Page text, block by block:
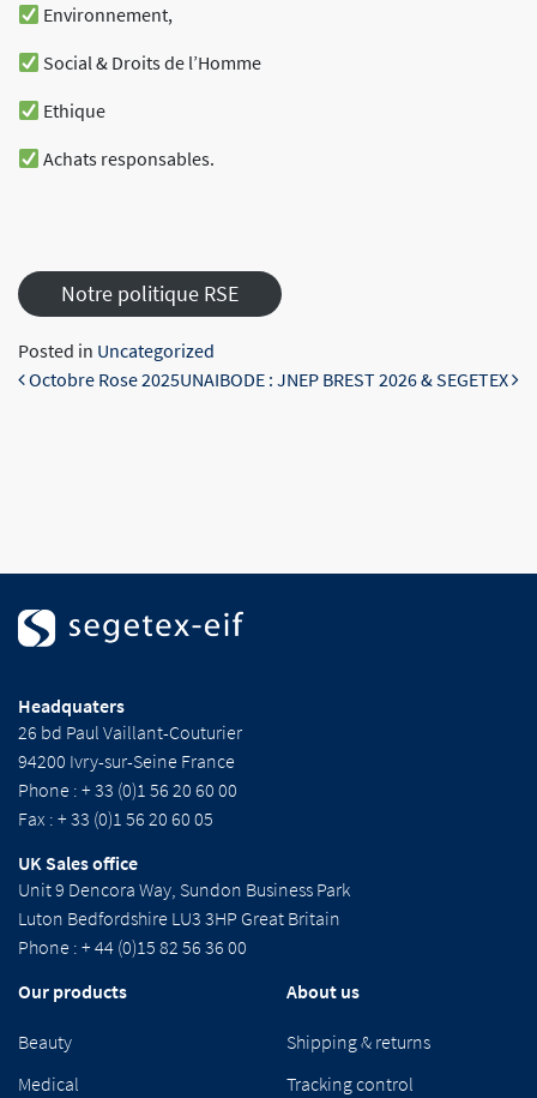
Environnement,
Social & Droits de l’Homme
Ethique
Achats responsables.
Notre politique RSE
Posted in Uncategorized
Post navigation
Octobre Rose 2025UNAIBODE : JNEP BREST 2026 & SEGETEX
Headquaters
26 bd Paul Vaillant-Couturier
94200 Ivry-sur-Seine France
Phone : + 33 (0)1 56 20 60 00
Fax : + 33 (0)1 56 20 60 05
UK Sales office
Unit 9 Dencora Way, Sundon Business Park
Luton Bedfordshire LU3 3HP Great Britain
Phone : + 44 (0)15 82 56 36 00
Our products
Beauty
Medical
About us
Shipping & returns
Tracking control